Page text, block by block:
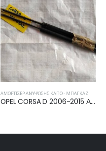
ΑΜΟΡΤΙΣΈΡ ΑΝΎΨΩΣΗΣ ΚΑΠΌ - ΜΠΑΓΚΑΖ
OPEL CORSA D 2006-2015 ΑΜΟΡΤΙΣΕΡ ΜΠΑΓΚΑΖ 5πορτο 176413